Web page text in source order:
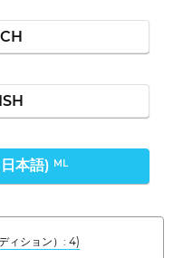
本語) ML
ィション）: 4)